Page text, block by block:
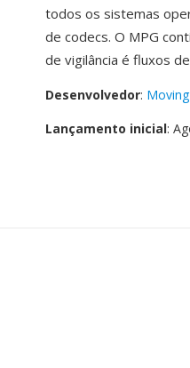
todos os sistemas
de codecs. O MPG
de vigilância é fluxos
Desenvolvedor:
Lançamento inicial: